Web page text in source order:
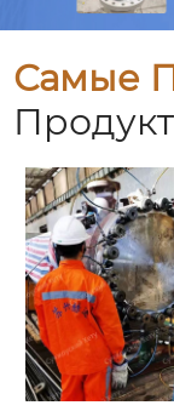
Самые